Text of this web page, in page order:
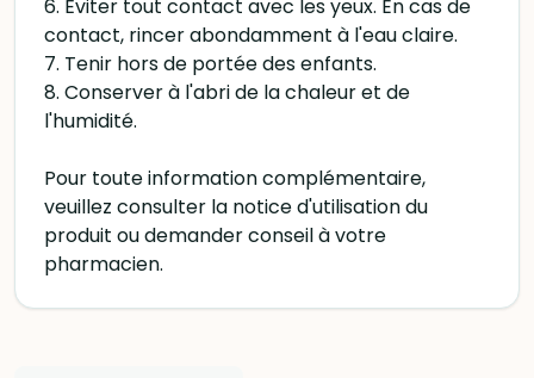
6. Éviter tout contact avec les yeux. En cas de
contact, rincer abondamment à l'eau claire.
7. Tenir hors de portée des enfants.
8. Conserver à l'abri de la chaleur et de
l'humidité.
Pour toute information complémentaire,
veuillez consulter la notice d'utilisation du
produit ou demander conseil à votre
pharmacien.